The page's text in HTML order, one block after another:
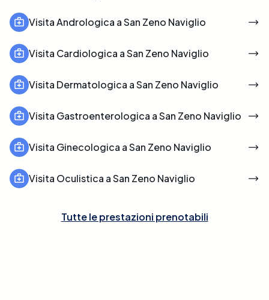
Visita Andrologica a San Zeno Naviglio
Visita Cardiologica a San Zeno Naviglio
Visita Dermatologica a San Zeno Naviglio
Visita Gastroenterologica a San Zeno Naviglio
Visita Ginecologica a San Zeno Naviglio
Visita Oculistica a San Zeno Naviglio
Tutte le prestazioni prenotabili